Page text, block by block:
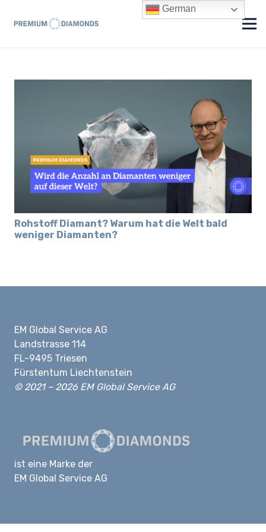
Rohstoff Diamant? Warum hat die Welt bald
weniger Diamanten?
EM Global Service AG
Landstrasse 114
FL-9495 Triesen
Fürstentum Liechtenstein
© 2021 – 2026 EM Global Service AG
ist eine Marke der
EM Global Service AG
German